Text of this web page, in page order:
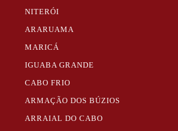
NITERÓI
ARARUAMA
MARICÁ
IGUABA GRANDE
CABO FRIO
ARMAÇÃO DOS BÚZIOS
ARRAIAL DO CABO